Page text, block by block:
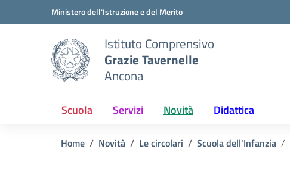
Vai ai contenuti
Vai al menu di navigazioneMinistero dell'Istruzione e del Merito
Istituto Comprensivo
Grazie Tavernelle
Ancona
Scuola Servizi Novità Didattica
Home Novità Le circolari Scuola dell'Infanzia